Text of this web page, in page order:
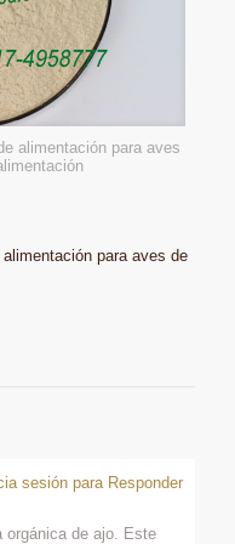
alimentación para aves
para aves de
orgánica de ajo. Este
sesión para Responder